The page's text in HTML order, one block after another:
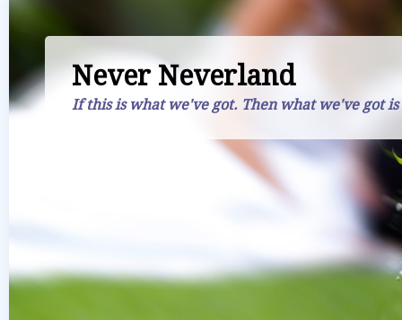
Never Neverland
If this is what we've got. Then what we've got is